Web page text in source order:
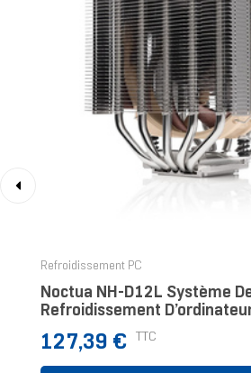
Refroidissement PC
Noctua NH-D12L Système
Refroidissement
Refroidisseur D'air
Prix
127,39 € TTC